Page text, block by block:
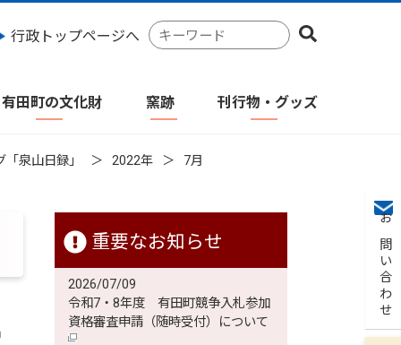
行政トップページへ
検
索
ワ
有田町の文化財 窯跡 刊行物・グッズ
お問い合わせ
泉山日録」 2022年
7月
重要なお知らせ
2026/07/09
令和7・8年度 有田町競争入札参加
資格審査申請（随時受付）について